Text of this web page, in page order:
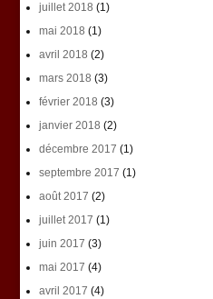
juillet 2018 (1)
mai 2018 (1)
avril 2018 (2)
mars 2018 (3)
février 2018 (3)
janvier 2018 (2)
décembre 2017 (1)
septembre 2017 (1)
août 2017 (2)
juillet 2017 (1)
juin 2017 (3)
mai 2017 (4)
avril 2017 (4)